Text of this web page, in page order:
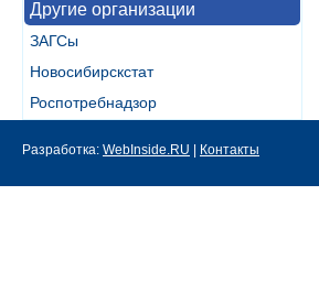
Другие организации
ЗАГСы
Новосибирскстат
Роспотребнадзор
Разработка: WebInside.RU Контакты